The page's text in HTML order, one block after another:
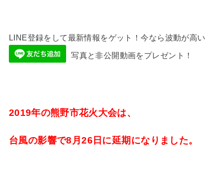
LINE登録をして最新情報をゲット！今なら波動が高い
写真と非公開動画をプレゼント！
2019年の熊野市花火大会は、
台風の影響で8月26日に延期になりました。